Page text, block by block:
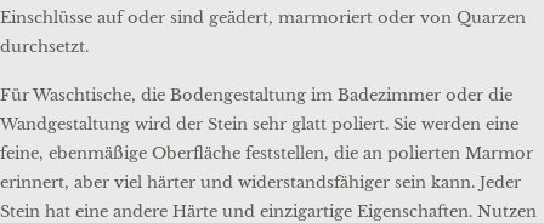
Einschlüsse auf oder sind geädert, marmoriert oder von Quarzen
durchsetzt.
Für Waschtische, die Bodengestaltung im Badezimmer oder die
Wandgestaltung wird der Stein sehr glatt poliert. Sie werden eine
feine, ebenmäßige Oberfläche feststellen, die an polierten Marmor
erinnert, aber viel härter und widerstandsfähiger sein kann. Jeder
Stein hat eine andere Härte und einzigartige Eigenschaften. Nutzen